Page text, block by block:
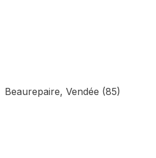
Beaurepaire, Vendée (85)